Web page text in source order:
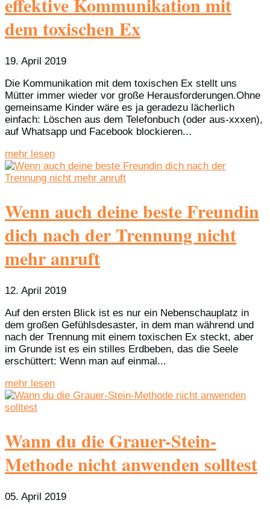
dem toxischen Ex
19. April 2019
Die Kommunikation mit dem toxischen Ex stellt uns
Mütter immer wieder vor große Herausforderungen.Ohne
gemeinsame Kinder wäre es ja geradezu lächerlich
einfach: Löschen aus dem Telefonbuch (oder aus-xxxen),
auf Whatsapp und Facebook blockieren...
mehr lesen
Wenn auch deine beste Freundin
dich nach der Trennung nicht
mehr anruft
12. April 2019
Auf den ersten Blick ist es nur ein Nebenschauplatz in
dem großen Gefühlsdesaster, in dem man während und
nach der Trennung mit einem toxischen Ex steckt, aber
im Grunde ist es ein stilles Erdbeben, das die Seele
erschüttert: Wenn man auf einmal...
mehr lesen
Wann du die Grauer-Stein-
Methode nicht anwenden solltest
05. April 2019